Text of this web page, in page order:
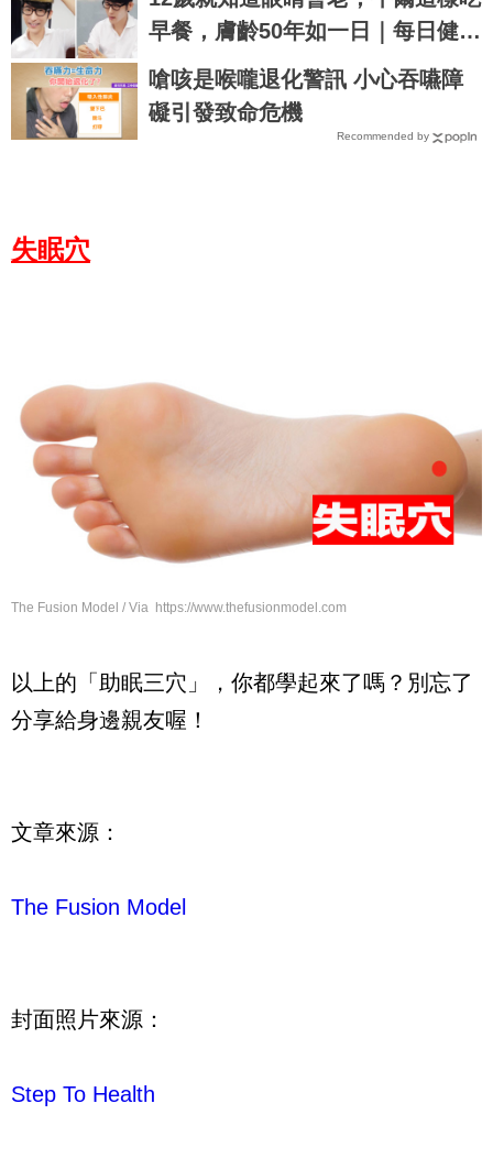
早餐，膚齡50年如一日｜每日健康
Health
嗆咳是喉嚨退化警訊 小心吞嚥障
礙引發致命危機
Recommended by
失眠穴
The Fusion Model / Via https://www.thefusionmodel.com
以上的「助眠三穴」，你都學起來了嗎？別忘了
分享給身邊親友喔！
文章來源：
The Fusion Model
封面照片來源：
Step To Health